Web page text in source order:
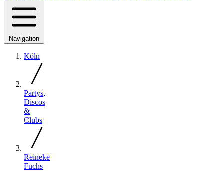
Navigation
Köln
Partys,
Discos
&
Clubs
Reineke
Fuchs